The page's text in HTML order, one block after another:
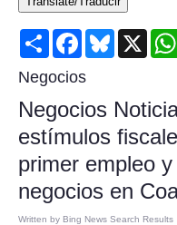
Consumer
Consumer Affairs
Food & Drug
Product Safety
Share FacebookBluesky
X
Negocios
Negocios
estímulos
primer empleo
negocios en
Written by Bing News Search Results